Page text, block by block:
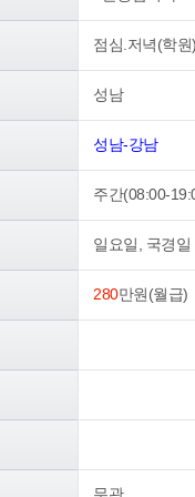
점심.저녁(학원)
성남
성남-강남
주간(08:00-
일요일, 국경일
280만원(월급)
무관